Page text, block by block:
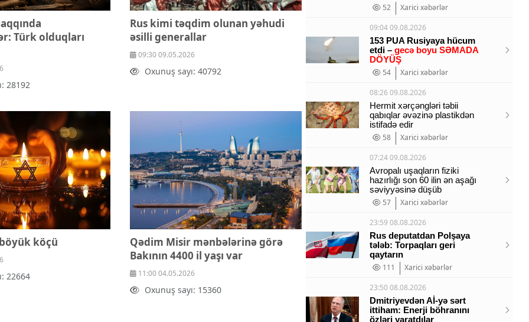
Türk olduqları
28192
Rus kimi təqdim olunan yəhudi
əsilli generallar
09:30 09.05.2026
Oxunuş sayı: 40792
köçü
22664
Qədim Misir mənbələrinə görə
Bakının 4400 il yaşı var
11:00 04.05.2026
Oxunuş sayı: 15360
52
Xarici xəbərlər
09:04 09.08.2026
153 PUA Rusiyaya hücum
etdi – gecə boyu SƏMADA
DÖYÜŞ
54
Xarici xəbərlər
08:26 09.08.2026
Hermit xərçəngləri təbii
qabıqlar əvəzinə plastikdən
istifadə edir
58
Xarici xəbərlər
07:24 09.08.2026
Avropalı uşaqların fiziki
hazırlığı son 60 ilin ən aşağı
səviyyəsinə düşüb
57
Xarici xəbərlər
23:59 08.08.2026
Rus deputatdan Polşaya
tələb: Torpaqları geri
qaytarın
111
Xarici xəbərlər
23:50 08.08.2026
Dmitriyevdən Aİ-yə sərt
ittiham: Enerji böhranını
özləri yaratdılar